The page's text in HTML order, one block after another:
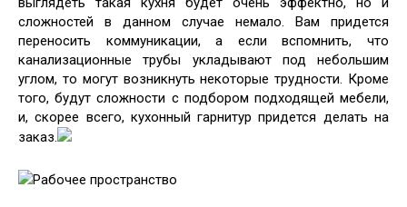
сложностей в данном случае немало. Вам придется
переносить коммуникации, а если вспомнить, что
канализационные трубы укладывают под небольшим
углом, то могут возникнуть некоторые трудности. Кроме
того, будут сложности с подбором подходящей мебели,
и, скорее всего, кухонный гарнитур придется делать на
заказ.
Рабочее пространство